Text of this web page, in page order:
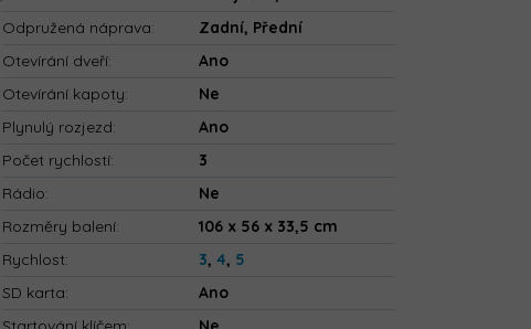
Odpružená náprava:
Zadní, Přední
Otevírání dveří:
Ano
Otevírání kapoty:
Ne
Plynulý rozjezd:
Ano
Počet rychlostí:
3
Rádio:
Ne
Rozměry balení:
106 x 56 x 33,5 cm
Rychlost: 3,4, 5
SD karta:
Ano